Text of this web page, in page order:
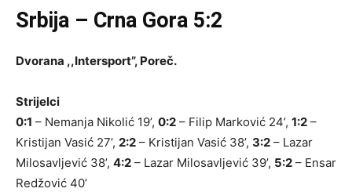
Srbija – Crna Gora 5:2
Dvorana ,,Intersport”, Poreč.
Strijelci
0:1 – Nemanja Nikolić 19’, 0:2 – Filip Marković 24’, 1:2 –
Kristijan Vasić 27’, 2:2 – Kristijan Vasić 38’, 3:2 – Lazar
Milosavljević 38’, 4:2 – Lazar Milosavljević 39’, 5:2 – Ensar
Redžović 40’